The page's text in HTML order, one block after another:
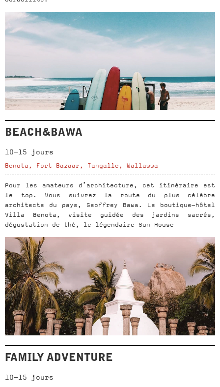
BEACH&BAWA
10-15 jours
Benota, Fort Bazaar, Tangalle, Wallawwa
Pour les amateurs d’architecture, cet itinéraire est
le top. Vous suivrez la route du plus célèbre
architecte du pays, Geoffrey Bawa. Le boutique-hôtel
Villa Benota, visite guidée des jardins sacrés,
dégustation de thé, le légendaire Sun House
FAMILY ADVENTURE
10-15 jours